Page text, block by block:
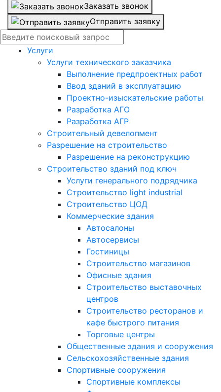
Заказать звонок
Отправить заявку
Услуги
Услуги технического заказчика
Выполнение предпроектных работ
Ввод зданий в эксплуатацию
Проектно-изыскательские работы
Разработка АГО
Разработка АГР
Строительный девелопмент
Разрешение на строительство
Разрешение на реконструкцию
Строительство зданий под ключ
Услуги генерального подрядчика
Строительство light industrial
Строительство ЦОД
Коммерческие здания
Автосалоны
Автосервисы
Гостиницы
Строительство магазинов
Офисные здания
Строительство выставочных
центров
Строительство ресторанов и
кафе быстрого питания
Торговые центры
Общественные здания и сооружения
Сельскохозяйственные здания
Спортивные сооружения
Спортивные комплексы